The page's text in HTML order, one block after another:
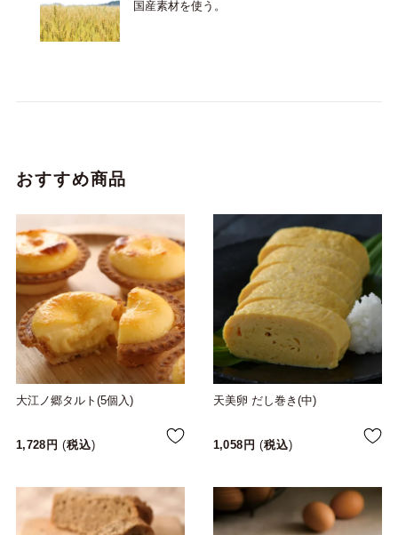
国産素材を使う。
おすすめ商品
大江ノ郷タルト(5個入)
1,728 税込
天美卵 だし巻き(中)
1,058 税込